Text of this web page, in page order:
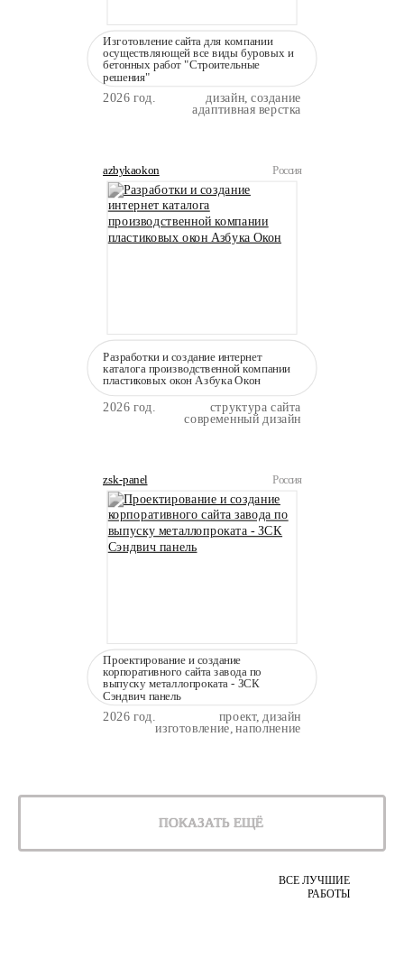
Изготовление сайта для компании
осуществляющей все виды буровых и
бетонных работ "Строительные
решения"
2026 год. дизайн, создание
адаптивная верстка
azbykaokon Россия
Разработки и создание интернет
каталога производственной компании
пластиковых окон Азбука Окон
2026 год.
структура сайта
современный дизайн
zsk-panel Россия
Проектирование и создание
корпоративного сайта завода по
выпуску металлопроката - ЗСК
Сэндвич панель
2026 год.
проект, дизайн
изготовление, наполнение
ПОКАЗАТЬ ЕЩЁ
ВСЕ ЛУЧШИЕ
РАБОТЫ